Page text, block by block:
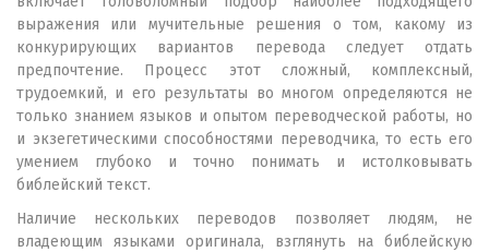
выражения или мучительные решения о том, какому из
конкурирующих вариантов перевода следует отдать
предпочтение. Процесс этот сложный, комплексный,
трудоемкий, и его результаты во многом определяются не
только знанием языков и опытом переводческой работы, но
и экзегетическими способностями переводчика, то есть его
умением глубоко и точно понимать и истолковывать
библейский текст.
Наличие нескольких переводов позволяет людям, не
владеющим языками оригинала, взглянуть на библейскую